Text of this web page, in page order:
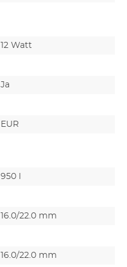
12 Watt
Ja
EUR
950 l
16.0/22.0 mm
16.0/22.0 mm